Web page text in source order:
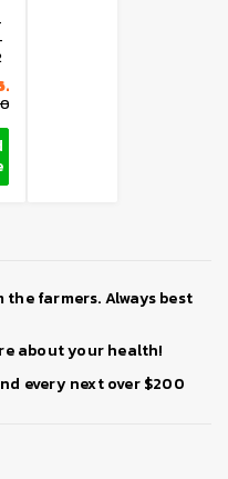
farmers. Always best
about your health!
every next over $200